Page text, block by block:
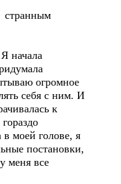
странным
начала
огромное
себя с ним. И
к
моей голове, я
постановки,
меня все